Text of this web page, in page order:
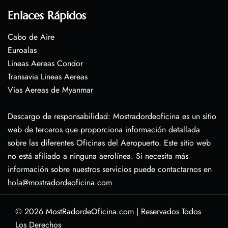
Enlaces Rápidos
Cabo de Aire
Euroalas
Lineas Aereas Condor
Transavia Lineas Aereas
Vias Aereas de Myanmar
Descargo de responsabilidad: Mostradordeoficina es un sitio
web de terceros que proporciona información detallada
sobre las diferentes Oficinas del Aeropuerto. Este sitio web
no está afiliado a ninguna aerolínea. Si necesita más
información sobre nuestros servicios puede contactarnos en
hola@mostradordeoficina.com
© 2026 MostRadordeOficina.com | Reservados Todos
Los Derechos